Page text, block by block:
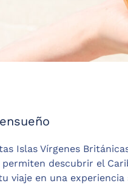
Islas Vírgenes
descubrir el
viaje en una